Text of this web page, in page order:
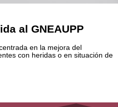
al GNEAUPP
en la mejora del
con heridas o en situación de